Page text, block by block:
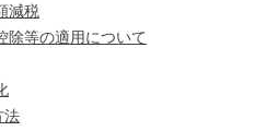
減税
除等の適用について
法